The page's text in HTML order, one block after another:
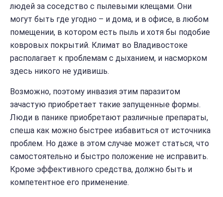
людей за соседство с пылевыми клещами. Они
могут быть где угодно – и дома, и в офисе, в любом
помещении, в котором есть пыль и хотя бы подобие
ковровых покрытий. Климат во Владивостоке
располагает к проблемам с дыханием, и насморком
здесь никого не удивишь.
Возможно, поэтому инвазия этим паразитом
зачастую приобретает такие запущенные формы.
Люди в панике приобретают различные препараты,
спеша как можно быстрее избавиться от источника
проблем. Но даже в этом случае может статься, что
самостоятельно и быстро положение не исправить.
Кроме эффективного средства, должно быть и
компетентное его применение.